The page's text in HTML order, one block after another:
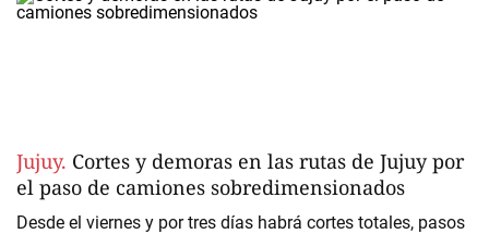
Jujuy. Cortes y demoras en las rutas de Jujuy por
el paso de camiones sobredimensionados
Desde el viernes y por tres días habrá cortes totales, pasos